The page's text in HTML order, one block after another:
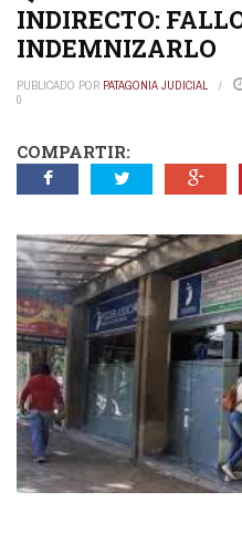
INDIRECTO:
INDEMNIZARLO
PUBLICADO POR PATAGONIA JUDICIAL
0
COMPARTIR: